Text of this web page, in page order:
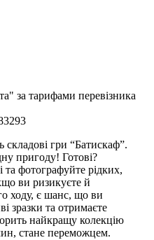
за тарифами перевізника
складові гри “Батискаф”.
пригоду! Готові?
фотографуйте рідких,
ви ризикуєте й
ходу, є шанс, що ви
зразки та отримаєте
найкращу колекцію
стане переможцем.